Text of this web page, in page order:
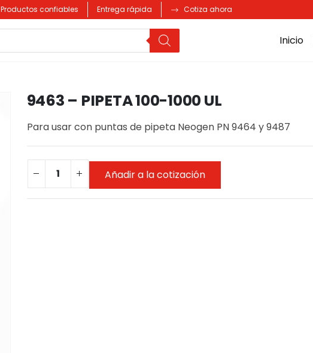
Productos confiables Entrega rápida Cotiza ahora
Inicio
9463 – PIPETA 100-1000 UL
Para usar con puntas de pipeta Neogen PN 9464 y 9487
Añadir a la cotización